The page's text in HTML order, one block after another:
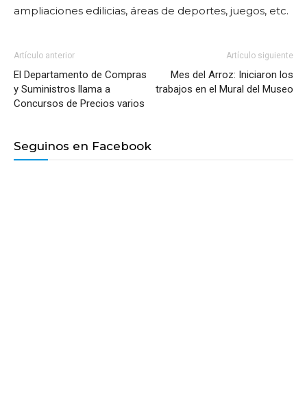
ampliaciones edilicias, áreas de deportes, juegos, etc.
Artículo anterior
El Departamento de Compras
y Suministros llama a
Concursos de Precios varios
Artículo siguiente
Mes del Arroz: Iniciaron los
trabajos en el Mural del Museo
Seguinos en Facebook